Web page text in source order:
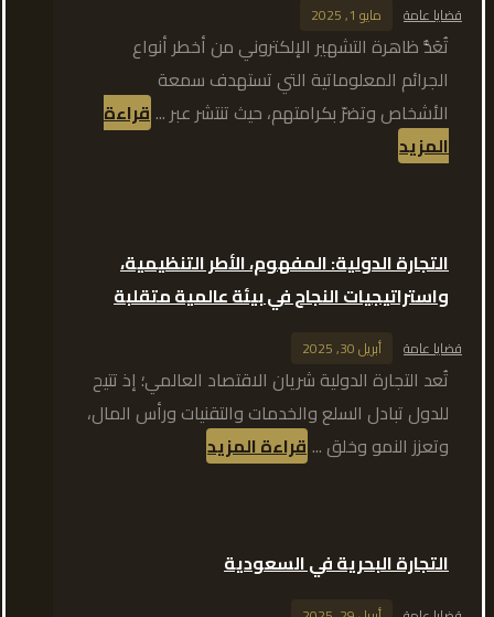
قضايا عامة مايو 1, 2025
تُعَدُّ ظاهرة التشهير الإلكتروني من أخطر أنواع
الجرائم المعلوماتية التي تستهدف سمعة
الأشخاص وتضرّ بكرامتهم، حيث تنتشر عبر ...قراءة
المزيد
التجارة الدولية: المفهوم، الأطر التنظيمية،
واستراتيجيات النجاح في بيئة عالمية متقلبة
قضايا عامة أبريل 30, 2025
تُعد التجارة الدولية شريان الاقتصاد العالمي؛ إذ تتيح
للدول تبادل السلع والخدمات والتقنيات ورأس المال،
وتعزز النمو وخلق ...قراءة المزيد
التجارة البحرية في السعودية